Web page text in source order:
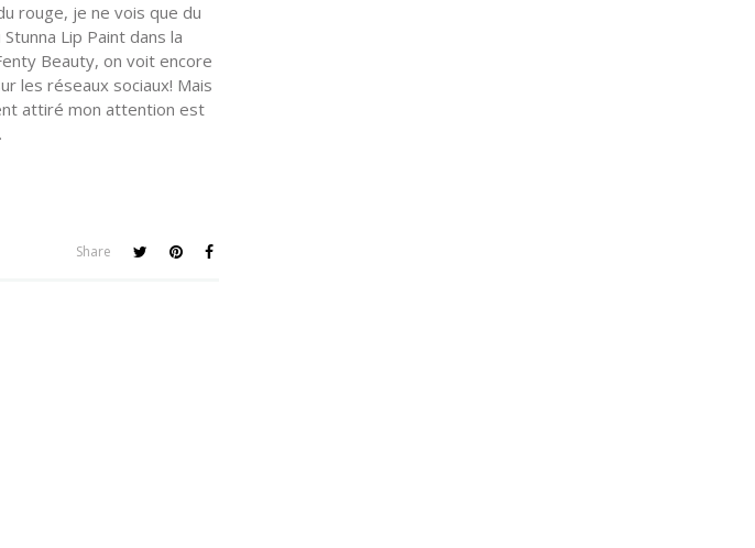
rouge, je ne vois que du
Lip Paint dans la
Beauty, on voit encore
les réseaux sociaux! Mais
attiré mon attention est
Share